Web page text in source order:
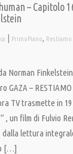
– Capitolo
| PrimoPiano, Restiamo
Norman
GAZA –
TV trasmette in
, un film di Fulvio
lettura integrale
[…]